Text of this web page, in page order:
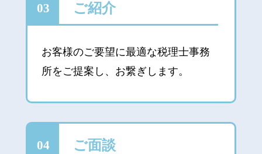
03 ご紹介
お客様のご要望に最適な税理士事務
所をご提案し、お繋ぎします。
04 ご面談